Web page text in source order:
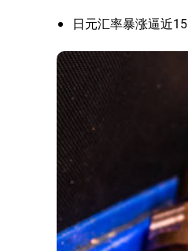
日元汇率暴涨逼近